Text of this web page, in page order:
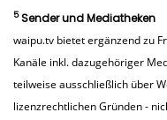
5Sender und Mediatheken
waipu.tv bietet ergänzend zu
Kanäle inkl. dazugehöriger
teilweise ausschließlich über
lizenzrechtlichen Gründen -